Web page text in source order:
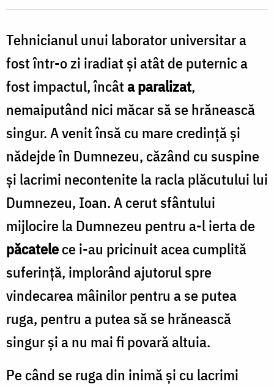
Suceava
/
Foto:
Bogdan
Zamfirescu
Tehnicianul unui laborator universitar a
fost într-o zi iradiat și atât de puternic a
fost impactul, încâta paralizat,
nemaiputând nici măcar să se hrănească
singur. A venit însă cu mare credință și
nădejde în Dumnezeu, căzând cu suspine
și lacrimi necontenite la racla plăcutului lui
Dumnezeu, Ioan. A cerut sfântului
mijlocire la Dumnezeu pentru a-l ierta de
păcatelece i-au pricinuit acea cumplită
suferință, implorând ajutorul spre
vindecarea mâinilor pentru a se putea
ruga, pentru a putea să se hrănească
singur și a nu mai fi povară altuia.
Pe când se ruga din inimă și cu lacrimi